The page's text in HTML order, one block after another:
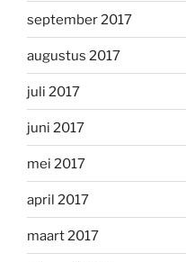
september 2017
augustus 2017
juli 2017
juni 2017
mei 2017
april 2017
maart 2017